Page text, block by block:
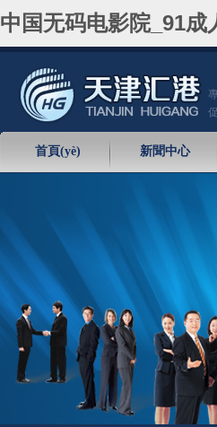
中国无码电影院_91
首頁(yè) 新聞中心